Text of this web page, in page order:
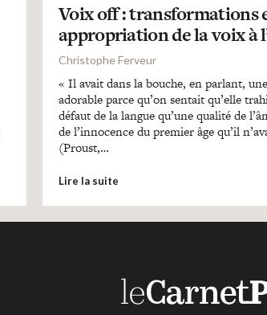
Voix off : transformations
appropriation de la voix à
Christophe Ferveur
« Il avait dans la bouche, en parlant,
adorable parce qu’on sentait qu’elle
défaut de la langue qu’une qualité de
de l’innocence du premier âge qu’il
(Proust,…
Lire la suite